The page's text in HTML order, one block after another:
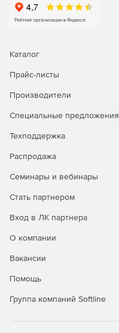
Каталог
Прайс-листы
Производители
Специальные предложения
Техподдержка
Распродажа
Семинары и вебинары
Стать партнером
Вход в ЛК партнера
О компании
Вакансии
Помощь
Группа компаний Softline